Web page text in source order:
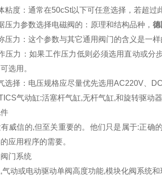
粘度：通常在50cSt以下可任意选择，若超过
压力参数选择电磁阀的：原理和结构品种，
压力：这个参数与其它通用阀门的含义是一
压力：如果工作压力低则必须选用直动或分
选用。
选择：电压规格应尽量优先选用AC220V、
气动缸:活塞杆气缸,无杆气缸,和旋转驱动
威信的,但至关重要的。他们只是属于:正确
应用程序的需要。
门系统
气动或电动驱动单阀高度功能,模块化阀系统